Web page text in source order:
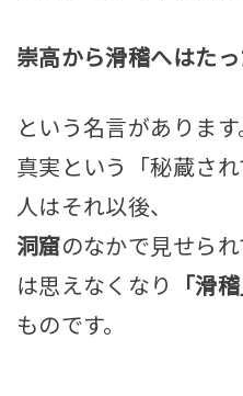
崇高から滑稽へはた
という名言があります
真実という「秘蔵さ
人はそれ以後、
洞窟のなかで見せら
は思えなくなり
「滑稽
ものです。